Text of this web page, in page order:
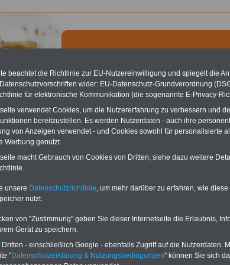
Reha - Recherchieren Sie mit dem "führenden"
führende Klinikverzeichnis rund um die Beihilfe" gibt ihnen
nach der geeigneten Klinik für Ihre nächsten Reha. Sie
von A bis Zsuchen. Beamtinnen und Beamte finden
Angebote nach Gesundheitswochen..
Archiv
stellen wir Ihnen Informationen, Meldungen oder andere
sortierte Datenbank zu den wichtigsten Fragen und Themen im
Dienst:
beachtet die Richtlinie zur EU-Nutzereinwilligung und spiegelt die
wider: EU-Datenschutz-Grundverordnung
für elektronische Kommunikation (die sogenannte E-Privacy-
verwendet Cookies, um die Nutzererfahrung zu verbessern und
bereitzustellen. Es werden Nutzerdaten - auch ihre
von Anzeigen verwendet - und Cookies sowohl für personalisierte
Werbung genutzt.
macht Gebrauch von Cookies von Dritten, siehe dazu weitere
unsere Datenschutzrichtlinie, um mehr darüber zu erfahren, wie
nutzt.
von "Zustimmung" geben Sie dieser Internetseite die Erlaubnis,
Gerät zu speichern.
- einschließlich Google - ebenfalls Zugriff auf die Nutzerdaten.
"Datenschutzerklärung & Nutzungsbedingungen" können Sie sich